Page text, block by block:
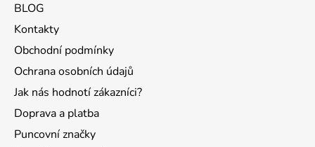
BLOG
Kontakty
Obchodní podmínky
Ochrana osobních údajů
Jak nás hodnotí zákazníci?
Doprava a platba
Puncovní značky